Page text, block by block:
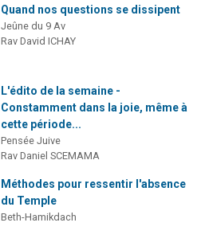
Quand nos questions se dissipent
Jeûne du 9 Av
Rav David ICHAY
L'édito de la semaine -
Constamment dans la joie, même à
cette période...
Pensée Juive
Rav Daniel SCEMAMA
Méthodes pour ressentir l'absence
du Temple
Beth-Hamikdach